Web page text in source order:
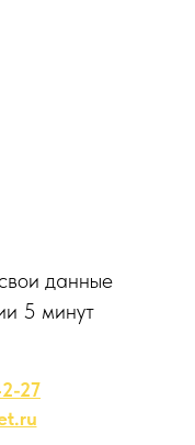
данные
5 минут
27